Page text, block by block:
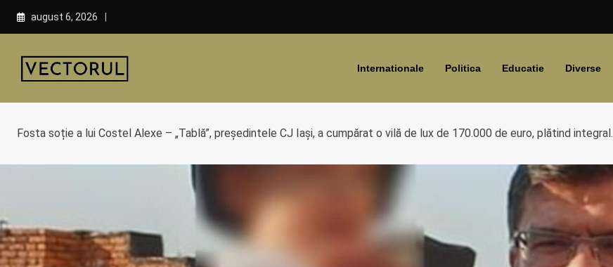
Skip
august 6, 2026
Internationale Politica Educatie Diverse
Fosta soție a lui Costel Alexe – „Tablă”, președintele CJ Iași, a cumpărat o vilă de lux de 170.000 de euro, plătind integral.